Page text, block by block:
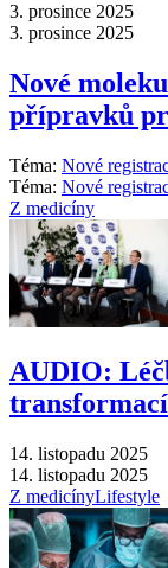
3. prosince 2025
3. prosince 2025
Nové
přípravků
Téma: Nové
Téma: Nové
Z medicíny
AUDIO:
14. listopadu 2025
14. listopadu 2025
Z medicínyLifestyle